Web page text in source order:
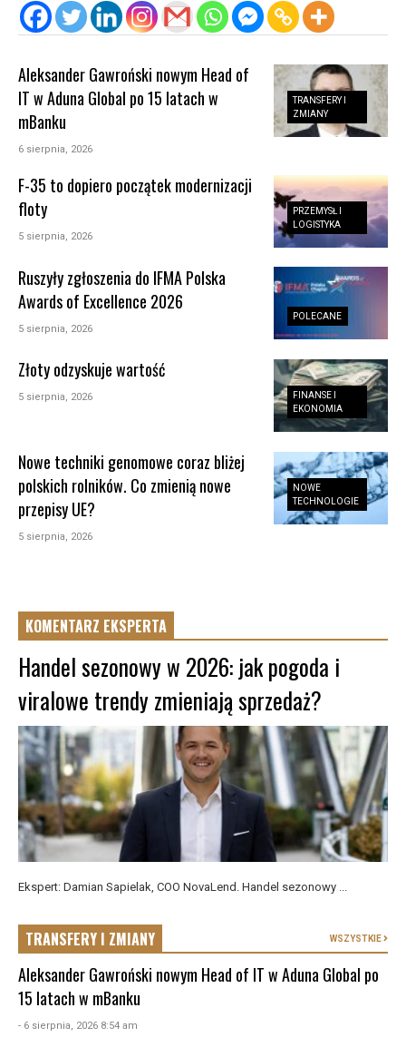
TRANSFERY I
ZMIANY
Aleksander Gawroński nowym Head of
IT w Aduna Global po 15 latach w
mBanku
6 sierpnia, 2026
PRZEMYSŁ I
LOGISTYKA
F-35 to dopiero początek modernizacji
floty
5 sierpnia, 2026
POLECANE
Ruszyły zgłoszenia do IFMA Polska
Awards of Excellence 2026
5 sierpnia, 2026
FINANSE I
EKONOMIA
Złoty odzyskuje wartość
5 sierpnia, 2026
NOWE
TECHNOLOGIE
Nowe techniki genomowe coraz bliżej
polskich rolników. Co zmienią nowe
przepisy UE?
5 sierpnia, 2026
KOMENTARZ EKSPERTA
Handel sezonowy w 2026: jak pogoda i
viralowe trendy zmieniają sprzedaż?
Ekspert: Damian Sapielak, COO NovaLend. Handel sezonowy ...
TRANSFERY I ZMIANY WSZYSTKIE
Aleksander Gawroński nowym Head of IT w Aduna Global po
15 latach w mBanku
- 6 sierpnia, 2026 8:54 am